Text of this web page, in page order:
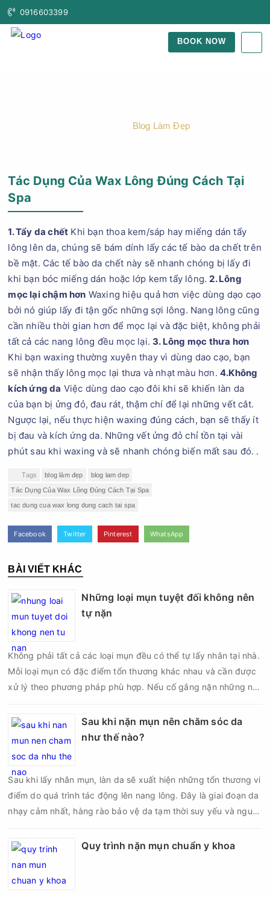
0916603399
BOOK NOW
Blog Làm Đẹp
Tác Dụng Của Wax Lông Đúng Cách Tại
Spa
1. Tẩy da chết Khi bạn thoa kem/sáp hay miếng dán tẩy
lông lên da, chúng sẽ bám dính lấy các tế bào da chết trên
bề mặt. Các tế bào da chết này sẽ nhanh chóng bị lấy đi
khi bạn bóc miếng dán hoặc lớp kem tẩy lông.2. Lông
mọc lại chậm hơn Waxing hiệu quả hơn việc dùng dạo cạo
bởi nó giúp lấy đi tận gốc những sợi lông. Nang lông cũng
cần nhiều thời gian hơn để mọc lại và đặc biệt, không phải
tất cả các nang lông đều mọc lại. 3. Lông mọc thưa hơn
Khi bạn waxing thường xuyên thay vì dùng dao cạo, bạn
sẽ nhận thấy lông mọc lại thưa và nhạt màu hơn.4.Không
kích ứng da Việc dùng dao cạo đôi khi sẽ khiến làn da
của bạn bị ửng đỏ, đau rát, thậm chí để lại những vết cắt.
Ngược lại, nếu thực hiện waxing đúng cách, bạn sẽ thấy ít
bị đau và kích ứng da. Những vết ửng đỏ chỉ tồn tại vài
phút sau khi waxing và sẽ nhanh chóng biến mất sau đó. .
Tags blog làm đẹp blog lam dep
Tác Dụng Của Wax Lông Đúng Cách Tại Spa
tac dung cua wax long dung cach tai spa
Facebook Twitter Pinterest WhatsApp
BÀI VIẾT KHÁC
Những loại mụn tuyệt đối không nên
tự nặn
Không phải tất cả các loại mụn đều có thể tự lấy nhân tại nhà.
Mỗi loại mụn có đặc điểm tổn thương khác nhau và cần được
xử lý theo phương pháp phù hợp. Nếu cố gắng nặn những nốt
nên nghiêm trọng hơn, làm tăng nguy cơ nhiễm trùng, để lại
thâm hoặc sẹo khó phục hồi.
Sau khi nặn mụn nên chăm sóc da
như thế nào?
Sau khi lấy nhân mụn, làn da sẽ xuất hiện những tổn thương vi
điểm do quá trình tác động lên nang lông. Đây là giai đoạn da
nhạy cảm nhất, hàng rào bảo vệ da tạm thời suy yếu và nguy
nếu chăm sóc không đúng cách. Chính vì vậy, việc chăm sóc
Quy trình nặn mụn chuẩn y khoa